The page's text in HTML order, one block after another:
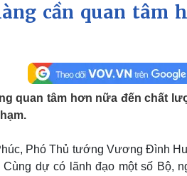
Cuộc sống đó đây
Hồ sơ
Thể thao
eSports
Hậu trường
cần quan tâm
quan tâm hơn nữa đến chất
Phó Thủ tướng Vương Đình
dự có lãnh đạo một số Bộ,